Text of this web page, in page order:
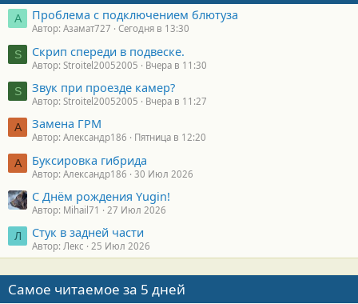
А Проблема с подключением блютуза
Автор: Азамат727 Сегодня в 13:30
S Скрип спереди в подвеске.
Автор: Stroitel20052005 Вчера в 11:30
S Звук при проезде камер?
Автор: Stroitel20052005 Вчера в 11:27
А Замена ГРМ
Автор: Александр186 Пятница в 12:20
А Буксировка гибрида
Автор: Александр186 30 Июл 2026
С Днём рождения Yugin!
Автор: Mihail71 27 Июл 2026
Л Стук в задней части
Автор: Лекс 25 Июл 2026
Самое читаемое за 5 дней